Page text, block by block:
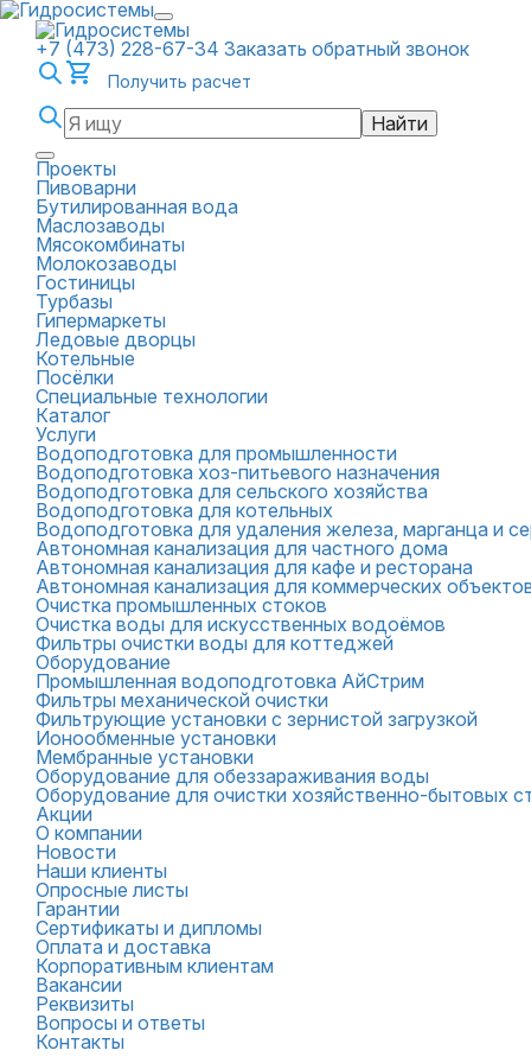
+7 (473) 228-67-34 Заказать обратный звонок
Получить расчет
Найти
Проекты
Пивоварни
Бутилированная вода
Маслозаводы
Мясокомбинаты
Молокозаводы
Гостиницы
Турбазы
Гипермаркеты
Ледовые дворцы
Котельные
Посёлки
Специальные технологии
Каталог
Услуги
Водоподготовка для промышленности
Водоподготовка хоз-питьевого назначения
Водоподготовка для сельского хозяйства
Водоподготовка для котельных
Водоподготовка для удаления железа, марганца и
Автономная канализация для частного дома
Автономная канализация для кафе и ресторана
Автономная канализация для коммерческих
Очистка промышленных стоков
Очистка воды для искусственных водоёмов
Фильтры очистки воды для коттеджей
Оборудование
Промышленная водоподготовка АйСтрим
Фильтры механической очистки
Фильтрующие установки с зернистой загрузкой
Ионообменные установки
Мембранные установки
Оборудование для обеззараживания воды
Оборудование для очистки хозяйственно-бытовых
Акции
О компании
Новости
Наши клиенты
Опросные листы
Гарантии
Сертификаты и дипломы
Оплата и доставка
Корпоративным клиентам
Вакансии
Реквизиты
Вопросы и ответы
Контакты